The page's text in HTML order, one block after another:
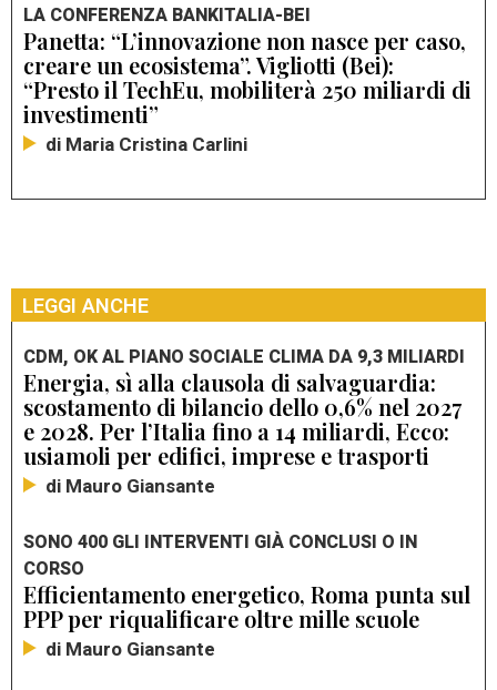
LA CONFERENZA BANKITALIA-BEI
Panetta: “L’innovazione non nasce per caso,
creare un ecosistema”. Vigliotti (Bei):
“Presto il TechEu, mobiliterà 250 miliardi di
investimenti”
di Maria Cristina Carlini
LEGGI ANCHE
CDM, OK AL PIANO SOCIALE CLIMA DA 9,3 MILIARDI
Energia, sì alla clausola di salvaguardia:
scostamento di bilancio dello 0,6% nel 2027
e 2028. Per l’Italia fino a 14 miliardi, Ecco:
usiamoli per edifici, imprese e trasporti
di Mauro Giansante
SONO 400 GLI INTERVENTI GIÀ CONCLUSI O IN
CORSO
Efficientamento energetico, Roma punta sul
PPP per riqualificare oltre mille scuole
di Mauro Giansante